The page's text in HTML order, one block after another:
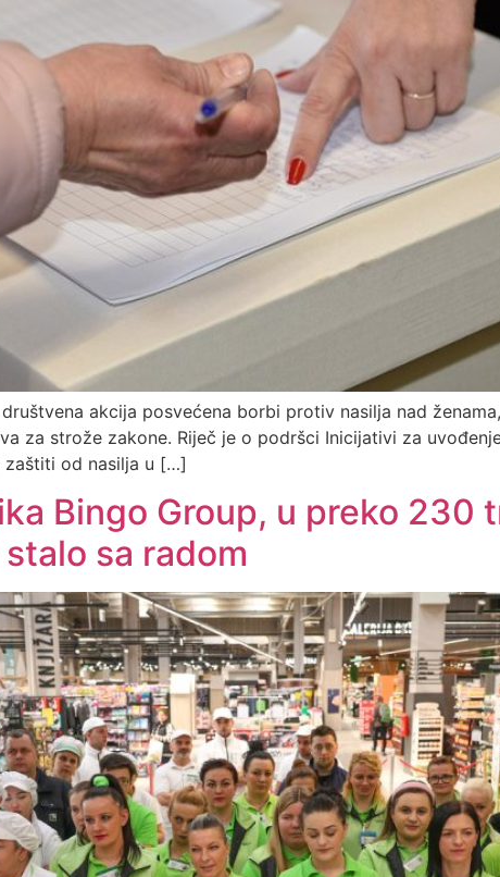
akcija posvećena borbi protiv nasilja nad
za strože zakone. Riječ je o podršci Inicijativi za
zaštiti od nasilja u […]
Bingo Group, u preko 230
sa radom